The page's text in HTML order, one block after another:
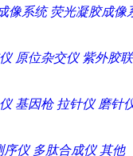
像系统 荧光凝胶成像
原位杂交仪 紫外胶
基因枪 拉针仪 磨针
序仪 多肽合成仪 其他